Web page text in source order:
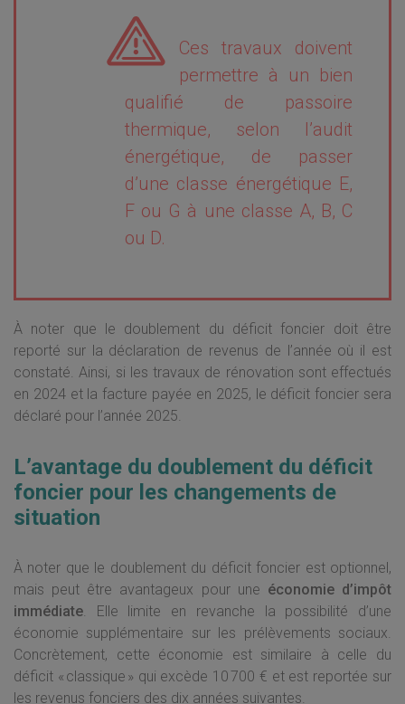
Ces travaux doivent
permettre à un bien
qualifié de passoire
thermique, selon l’audit
énergétique, de passer
d’une classe énergétique E,
F ou G à une classe A, B, C
ou D.
À noter que le doublement du déficit foncier doit être
reporté sur la déclaration de revenus de l’année où il est
constaté. Ainsi, si les travaux de rénovation sont effectués
en 2024 et la facture payée en 2025, le déficit foncier sera
déclaré pour l’année 2025.
L’avantage du doublement du déficit
foncier pour les changements de
situation
À noter que le doublement du déficit foncier est optionnel,
mais peut être avantageux pour une économie d’impôt
immédiate. Elle limite en revanche la possibilité d’une
économie supplémentaire sur les prélèvements sociaux.
Concrètement, cette économie est similaire à celle du
déficit « classique » qui excède 10 700 € et est reportée sur
les revenus fonciers des dix années suivantes.